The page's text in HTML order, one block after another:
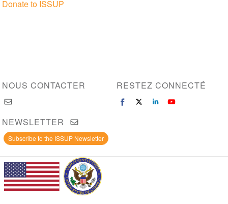
Donate to ISSUP
NOUS CONTACTER RESTEZ CONNECTÉ
NEWSLETTER
Subscribe to the ISSUP Newsletter